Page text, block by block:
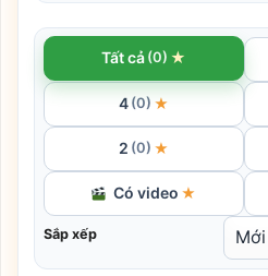
Tất cả (0) ★
4 (0) ★
2 (0) ★
Có video ★
Sắp xếp